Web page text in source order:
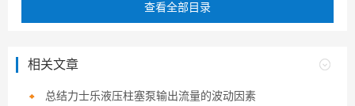
查看全部目录
相关文章
总结力士乐液压柱塞泵输出流量的波动因素